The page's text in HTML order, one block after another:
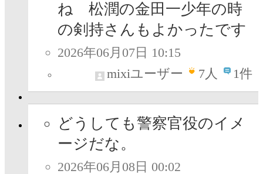
ね 松潤の金田一少年の時
の剣持さんもよかったです
2026年06月07日 10:15
mixiユーザー
7人 1件
どうしても警察官役のイメ
ージだな。
2026年06月08日 00:02